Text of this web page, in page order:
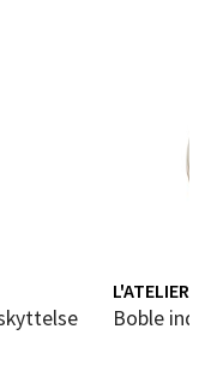
L'ATELIER DU
Boble
Sandvika
Velg